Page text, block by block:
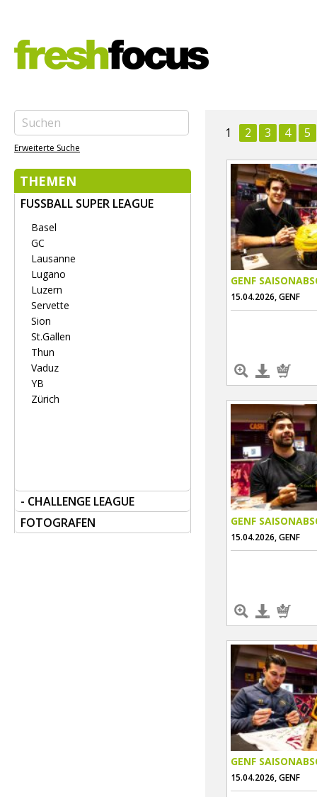
Erweiterte Suche
THEMEN
FUSSBALL SUPER LEAGUE
Basel
GC
Lausanne
Lugano
Luzern
Servette
Sion
St.Gallen
Thun
Vaduz
YB
Zürich
- CHALLENGE LEAGUE
FOTOGRAFEN
1 2 3 4 5
GENF
15.04.2026, GENF
GENF
15.04.2026, GENF
GENF
15.04.2026, GENF